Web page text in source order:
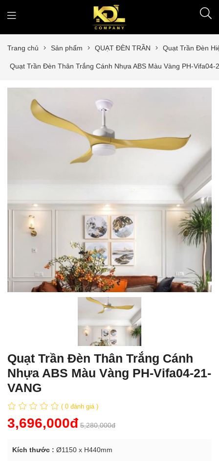
Trang chủ Sản phẩm QUẠT ĐÈN TRẦN Quạt Trần Đèn
Quạt Trần Đèn Thân Trắng Cánh Nhựa ABS Màu Vàng PH-Vifa04-
Quạt Trần Đèn Thân Trắng Cánh
Nhựa ABS Màu Vàng PH-Vifa04-21-
VANG
( 0 đánh giá )
3,696,000đ 5,280,000đ
Kích thước : Ø1150 x H440mm